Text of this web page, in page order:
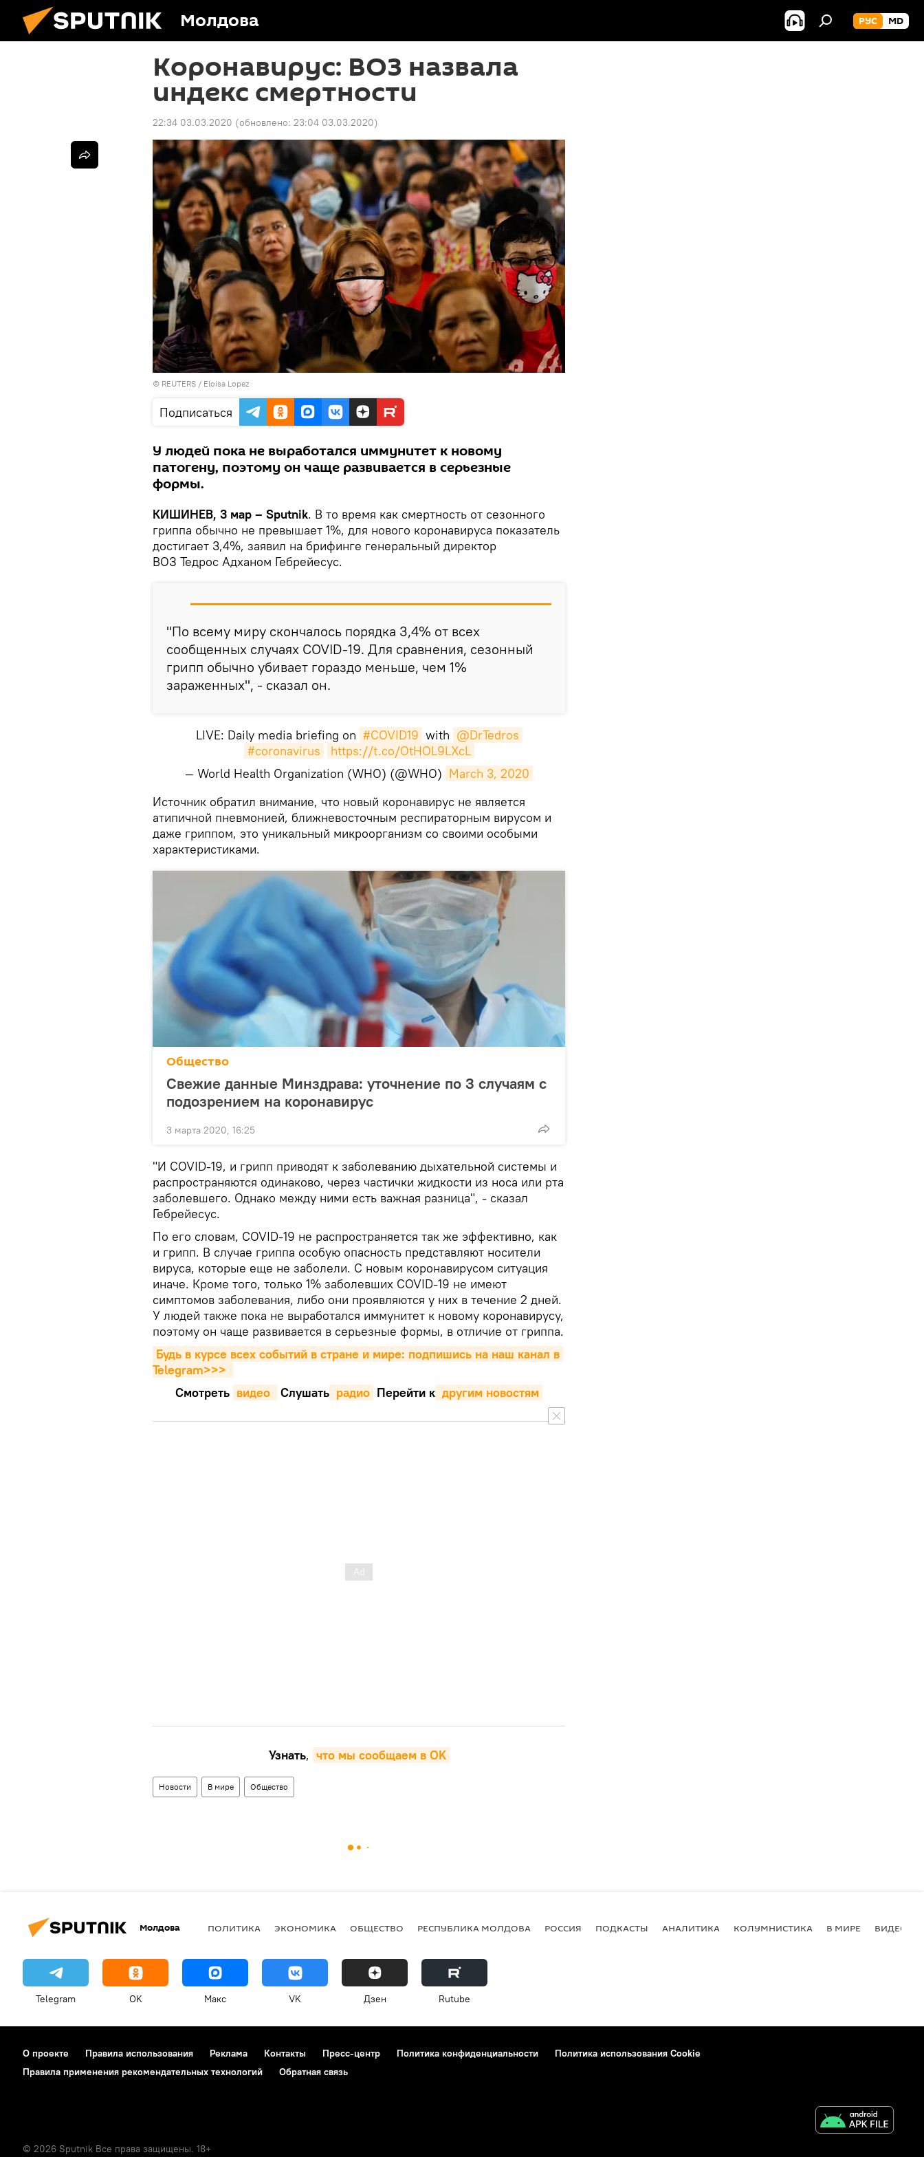
Молдова РУС MD
Коронавирус: ВОЗ назвала
индекс смертности
22:34 03.03.2020 (обновлено: 23:04 03.03.2020)
© REUTERS / Eloisa Lopez
Подписаться
У людей пока не выработался иммунитет к новому
патогену, поэтому он чаще развивается в серьезные
формы.
КИШИНЕВ, 3 мар – Sputnik. В то время как смертность от сезонного
гриппа обычно не превышает 1%, для нового коронавируса показатель
достигает 3,4%, заявил на брифинге генеральный директор
ВОЗ Тедрос Адханом Гебрейесус.
"По всему миру скончалось порядка 3,4% от всех
сообщенных случаях COVID-19. Для сравнения, сезонный
грипп обычно убивает гораздо меньше, чем 1%
зараженных", - сказал он.
LIVE: Daily media briefing on #COVID19 with @DrTedros
#coronavirus
https://t.co/OtHOL9LXcL
— World Health Organization (WHO) (@WHO) March 3, 2020
Источник обратил внимание, что новый коронавирус не является
атипичной пневмонией, ближневосточным респираторным вирусом и
даже гриппом, это уникальный микроорганизм со своими особыми
характеристиками.
Общество
Свежие данные Минздрава: уточнение по 3 случаям с
подозрением на коронавирус
3 марта 2020, 16:25
"И COVID-19, и грипп приводят к заболеванию дыхательной системы и
распространяются одинаково, через частички жидкости из носа или рта
заболевшего. Однако между ними есть важная разница", - сказал
Гебрейесус.
По его словам, COVID-19 не распространяется так же эффективно, как
и грипп. В случае гриппа особую опасность представляют носители
вируса, которые еще не заболели. С новым коронавирусом ситуация
иначе. Кроме того, только 1% заболевших COVID-19 не имеют
симптомов заболевания, либо они проявляются у них в течение 2 дней.
У людей также пока не выработался иммунитет к новому коронавирусу,
поэтому он чаще развивается в серьезные формы, в отличие от гриппа.
Будь в курсе всех событий в стране и мире: подпишись на наш канал в
Telegram>>>
Смотреть видео Cлушать радио Перейти к другим новостям
Узнать, что мы сообщаем в OK
Новости В мире Общество
Молдова ПОЛИТИКА ЭКОНОМИКА ОБЩЕСТВО РЕСПУБЛИКА МОЛДОВА РОССИЯ ПОДКАСТЫ АНАЛИТИКА КОЛУМНИСТИКА В МИРЕ ВИДЕО
Telegram OK Макс VK Дзен Rutube
О проекте Правила использования Реклама Контакты Пресс-центр Политика конфиденциальности
Политика использования Cookie
Правила применения рекомендательных технологий
Обратная связь
© 2026 Sputnik Все права защищены. 18+